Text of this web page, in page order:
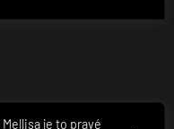
je to pravé